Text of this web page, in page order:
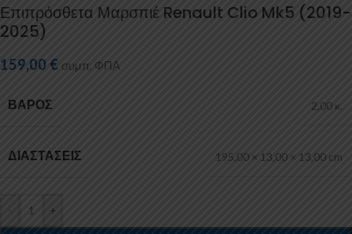
Επιπρόσθετα Μαρσπιέ Renault Clio Mk5 (2019-
2025)
159,00 € συμπ. ΦΠΑ
ΒΆΡΟΣ 2,00 κ.
ΔΙΑΣΤΆΣΕΙΣ 195,00 × 13,00 × 13,00 cm
- +